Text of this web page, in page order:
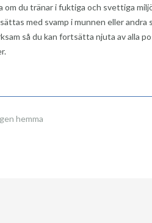
du tränar i fuktiga och svettiga
med svamp i munnen eller
så du kan fortsätta njuta av alla
hemma